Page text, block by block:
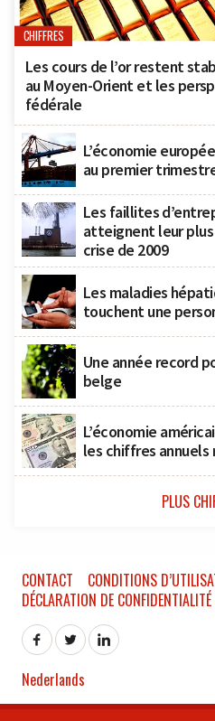
CHIFFRES
Les cours de l’or restent
au Moyen-Orient et les
fédérale
L’économie
au premier
Les faillites
atteignent leur
crise de 2009
Les maladies
touchent une
Une année record
belge
L’économie
les chiffres
PLUS
CONTACT
CONDITIONS
DÉCLARATION DE CONFIDENTIALITÉ
Nederlands